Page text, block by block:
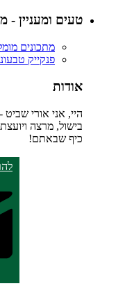
טעים ומעניין -
מתכונים
פנקייק
אודות
היי, אני אורי
בישול, מרצה
כיף שבאתם!